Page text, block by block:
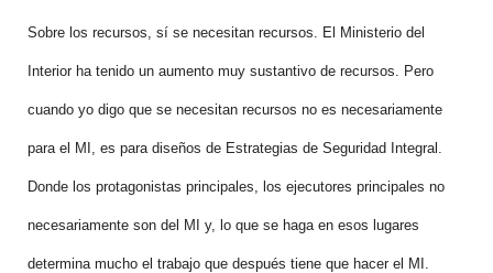
Sobre los recursos, sí se necesitan recursos. El Ministerio del
Interior ha tenido un aumento muy sustantivo de recursos. Pero
cuando yo digo que se necesitan recursos no es necesariamente
para el MI, es para diseños de Estrategias de Seguridad Integral.
Donde los protagonistas principales, los ejecutores principales no
necesariamente son del MI y, lo que se haga en esos lugares
determina mucho el trabajo que después tiene que hacer el MI.